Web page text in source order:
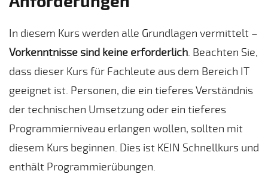
In diesem Kurs werden alle Grundlagen vermittelt –
Vorkenntnisse sind keine erforderlich. Beachten Sie,
dass dieser Kurs für Fachleute aus dem Bereich IT
geeignet ist. Personen, die ein tieferes Verständnis
der technischen Umsetzung oder ein tieferes
Programmierniveau erlangen wollen, sollten mit
diesem Kurs beginnen. Dies ist KEIN Schnellkurs und
enthält Programmierübungen.